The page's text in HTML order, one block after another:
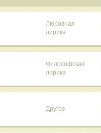
Любовная
лирика
Философская
лирика
Другое